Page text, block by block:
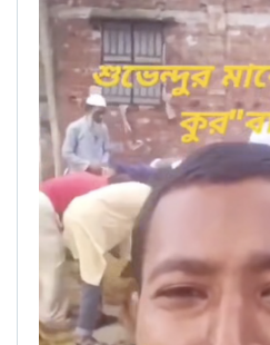
Gujaratdated October 22,
According to the article,
Desai’s grand-son confirmed
not the former PM.
The article also identifies the
Lodaya. It states that the
ceremony in Mumbai (1994)
his brother Mulji Narshi Shah
of Dandiya known as ‘Dhamal’.
The above information proves
is not Morarji Desai and hence